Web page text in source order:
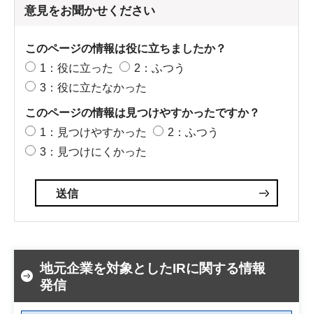
意見をお聞かせください
このページの情報は役に立ちましたか？
1：役に立った
2：ふつう
3：役に立たなかった
このページの情報は見つけやすかったですか？
1：見つけやすかった
2：ふつう
3：見つけにくかった
地元企業を対象としたIRに関する情報
発信